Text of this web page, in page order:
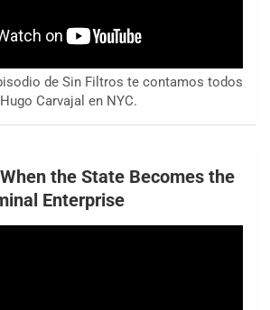
de Sin Filtros te contamos todos
Carvajal en NYC.
the State Becomes the
Enterprise